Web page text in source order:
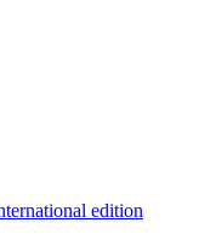
edition